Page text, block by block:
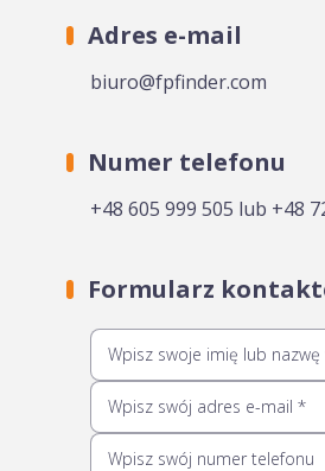
Adres e-mail
biuro@fpfinder.com
Numer telefonu
+48 605 999 505 lub +48
Formularz